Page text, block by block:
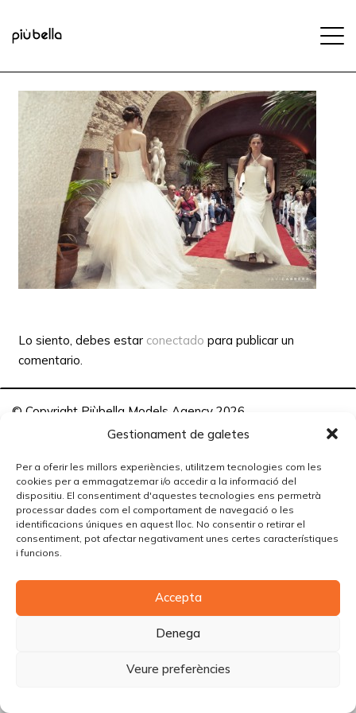
Gestionament de galetes
Per a oferir les millors experiències, utilitzem tecnologies com les
cookies per a emmagatzemar i/o accedir a la informació del
dispositiu. El consentiment d'aquestes tecnologies ens permetrà
processar dades com el comportament de navegació o les
identificacions úniques en aquest lloc. No consentir o retirar el
consentiment, pot afectar negativament unes certes característiques
i funcions.
Accepta
Denega
Veure preferències
Lo siento, debes estar conectado para publicar un
comentario.
© Copyright Piùbella Models Agency 2026
Creative Corner Agency
Carrer Tomàs Carreras Artau, nº 9 baixos, 17003, Girona